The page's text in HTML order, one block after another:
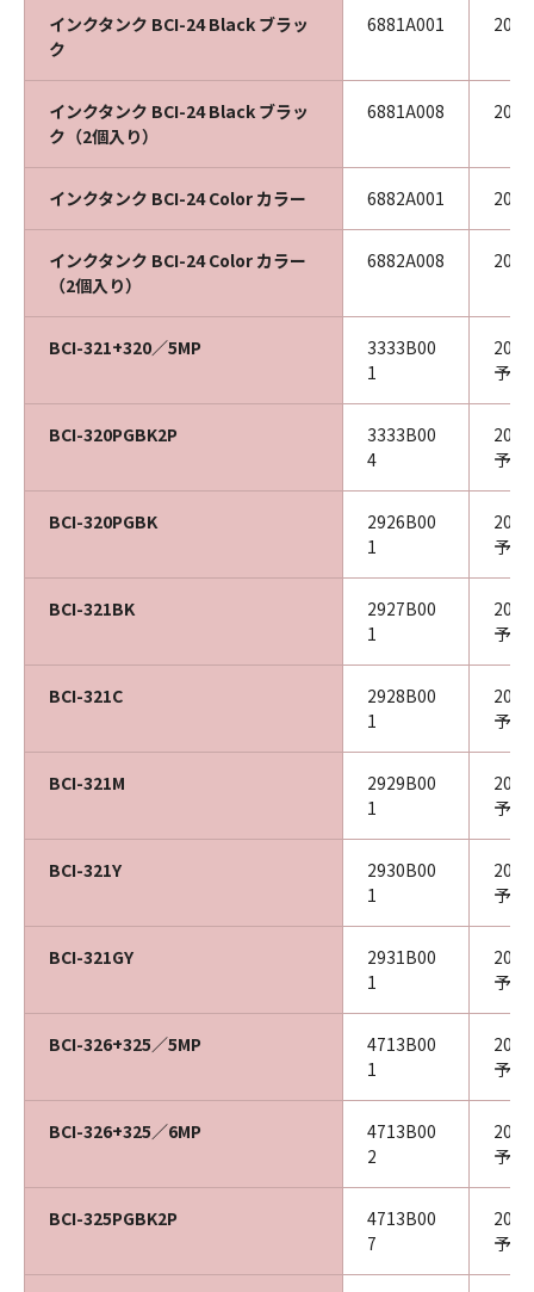
インクタンク BCI-24 Black ブラッ
ク
6881A001
インクタンク BCI-24 Black ブラッ
ク（2個入り）
6881A008
インクタンク BCI-24 Color カラー 6882A001
インクタンク BCI-24 Color カラー
（2個入り）
6882A008
BCI-321+320／5MP
3333B00
1
予定
BCI-320PGBK2P
3333B00
4
予定
BCI-320PGBK
2926B00
1
予定
BCI-321BK
2927B00
1
予定
BCI-321C
2928B00
1
予定
BCI-321M
2929B00
1
予定
BCI-321Y
2930B00
1
予定
BCI-321GY
2931B00
1
予定
BCI-326+325／5MP
4713B00
1
予定
BCI-326+325／6MP
4713B00
2
予定
BCI-325PGBK2P
4713B00
7
予定